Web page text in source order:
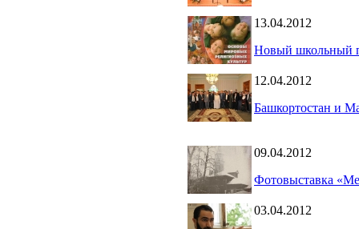
13.04.2012
Новый школьный
12.04.2012
Башкортостан и
09.04.2012
Фотовыставка
03.04.2012